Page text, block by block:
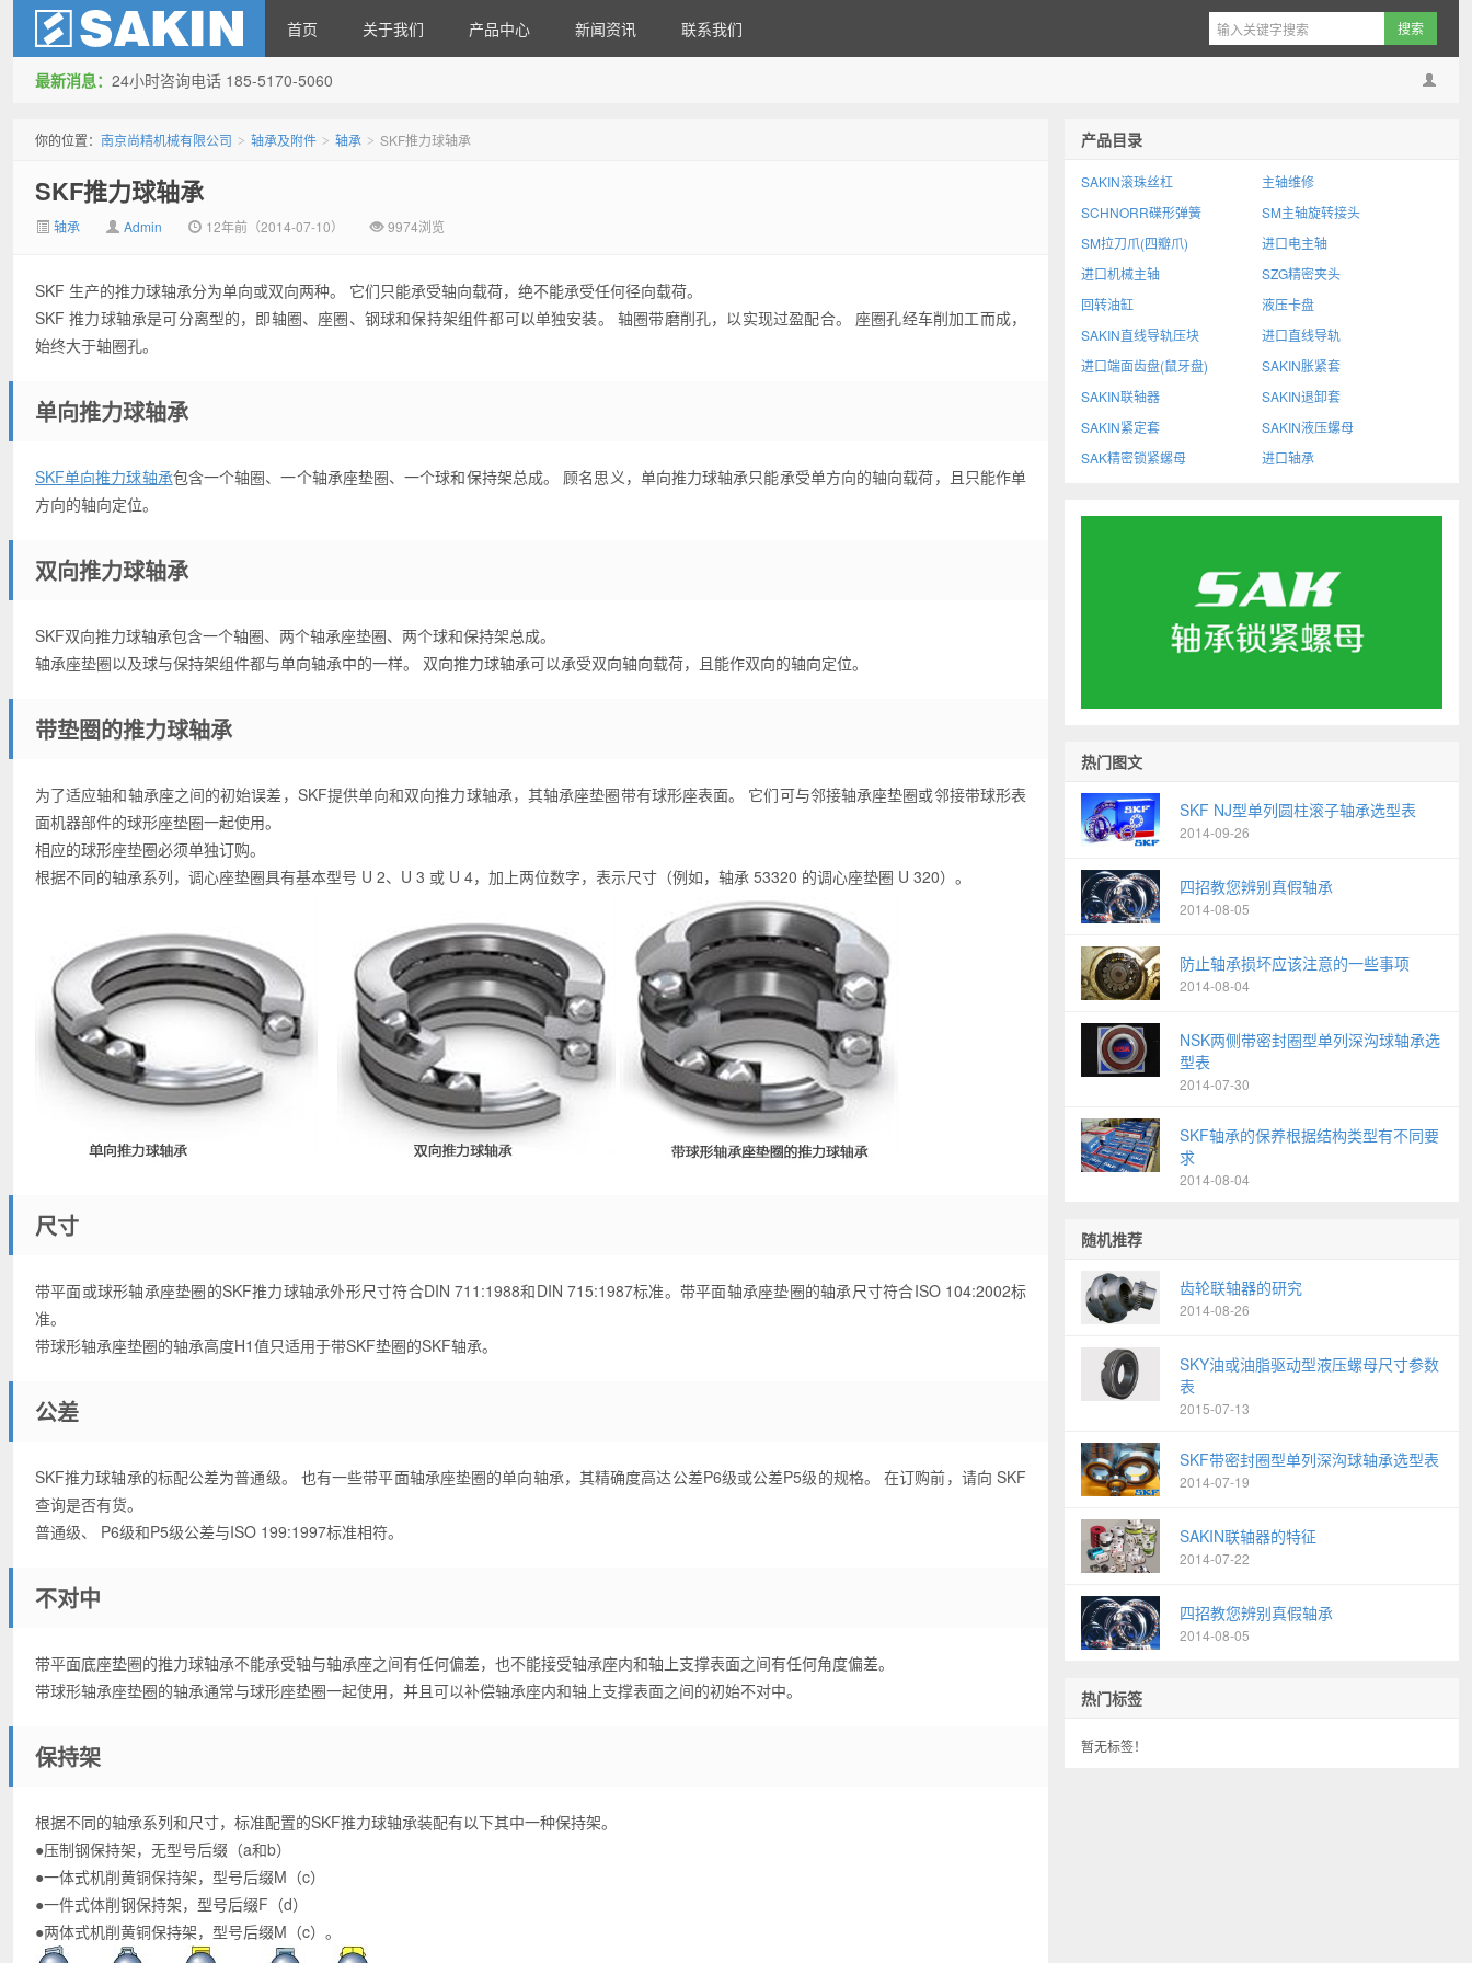
首页 关于我们 产品中心 新闻资讯 联系我们
最新消息： 24小时咨询电话 185-5170-5060
你的位置： 南京尚精机械有限公司 > 轴承及附件 > 轴承 > SKF推力球轴承
SKF推力球轴承
轴承 Admin 12年前（2014-07-10） 9974浏览
SKF 生产的推力球轴承分为单向或双向两种。 它们只能承受轴向载荷，绝不能承受任何径向载荷。
SKF 推力球轴承是可分离型的，即轴圈、座圈、钢球和保持架组件都可以单独安装。 轴圈带磨削孔，以实现过盈配合。 座圈孔经车削加工而成，
始终大于轴圈孔。
单向推力球轴承
SKF单向推力球轴承包含一个轴圈、一个轴承座垫圈、一个球和保持架总成。 顾名思义，单向推力球轴承只能承受单方向的轴向载荷，且只能作单
方向的轴向定位。
双向推力球轴承
SKF双向推力球轴承包含一个轴圈、两个轴承座垫圈、两个球和保持架总成。
轴承座垫圈以及球与保持架组件都与单向轴承中的一样。 双向推力球轴承可以承受双向轴向载荷，且能作双向的轴向定位。
带垫圈的推力球轴承
为了适应轴和轴承座之间的初始误差，SKF提供单向和双向推力球轴承，其轴承座垫圈带有球形座表面。 它们可与邻接轴承座垫圈或邻接带球形表
面机器部件的球形座垫圈一起使用。
相应的球形座垫圈必须单独订购。
根据不同的轴承系列，调心座垫圈具有基本型号 U 2、U 3 或 U 4，加上两位数字，表示尺寸（例如，轴承 53320 的调心座垫圈 U 320）。
尺寸
带平面或球形轴承座垫圈的SKF推力球轴承外形尺寸符合DIN 711:1988和DIN 715:1987标准。带平面轴承座垫圈的轴承尺寸符合ISO 104:2002标
准。
带球形轴承座垫圈的轴承高度H1值只适用于带SKF垫圈的SKF轴承。
公差
SKF推力球轴承的标配公差为普通级。 也有一些带平面轴承座垫圈的单向轴承，其精确度高达公差P6级或公差P5级的规格。 在订购前，请向 SKF
查询是否有货。
普通级、 P6级和P5级公差与ISO 199:1997标准相符。
不对中
带平面底座垫圈的推力球轴承不能承受轴与轴承座之间有任何偏差，也不能接受轴承座内和轴上支撑表面之间有任何角度偏差。
带球形轴承座垫圈的轴承通常与球形座垫圈一起使用，并且可以补偿轴承座内和轴上支撑表面之间的初始不对中。
保持架
根据不同的轴承系列和尺寸，标准配置的SKF推力球轴承装配有以下其中一种保持架。
●压制钢保持架，无型号后缀（a和b）
●一体式机削黄铜保持架，型号后缀M（c）
●一件式体削钢保持架，型号后缀F（d）
●两体式机削黄铜保持架，型号后缀M（c）。
产品目录
SAKIN滚珠丝杠
主轴维修
SCHNORR碟形弹簧
SM主轴旋转接头
SM拉刀爪(四瓣爪)
进口电主轴
进口机械主轴
SZG精密夹头
回转油缸
液压卡盘
SAKIN直线导轨压块
进口直线导轨
进口端面齿盘(鼠牙盘)
SAKIN胀紧套
SAKIN联轴器
SAKIN退卸套
SAKIN紧定套
SAKIN液压螺母
SAK精密锁紧螺母
进口轴承
热门图文
SKF NJ型单列圆柱滚子轴承选型表
2014-09-26
四招教您辨别真假轴承
2014-08-05
防止轴承损坏应该注意的一些事项
2014-08-04
NSK两侧带密封圈型单列深沟球轴承选
型表
2014-07-30
SKF轴承的保养根据结构类型有不同要
求
2014-08-04
随机推荐
齿轮联轴器的研究
2014-08-26
SKY油或油脂驱动型液压螺母尺寸参数
表
2015-07-13
SKF带密封圈型单列深沟球轴承选型表
2014-07-19
SAKIN联轴器的特征
2014-07-22
四招教您辨别真假轴承
2014-08-05
热门标签
暂无标签！